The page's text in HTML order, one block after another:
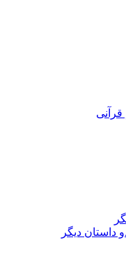
قرآنی
داستان دیگر